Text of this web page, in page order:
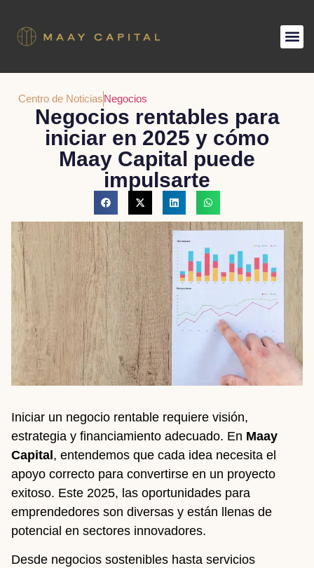
Centro de NoticiasNegocios
Negocios rentables para
iniciar en 2025 y cómo
Maay Capital puede
impulsarte
Iniciar un negocio rentable requiere visión,
estrategia y financiamiento adecuado. En Maay
Capital, entendemos que cada idea necesita el
apoyo correcto para convertirse en un proyecto
exitoso. Este 2025, las oportunidades para
emprendedores son diversas y están llenas de
potencial en sectores innovadores.
Desde negocios sostenibles hasta servicios